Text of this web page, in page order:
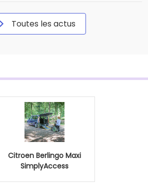
Toutes les actus
Citroen Berlingo Maxi
SimplyAccess